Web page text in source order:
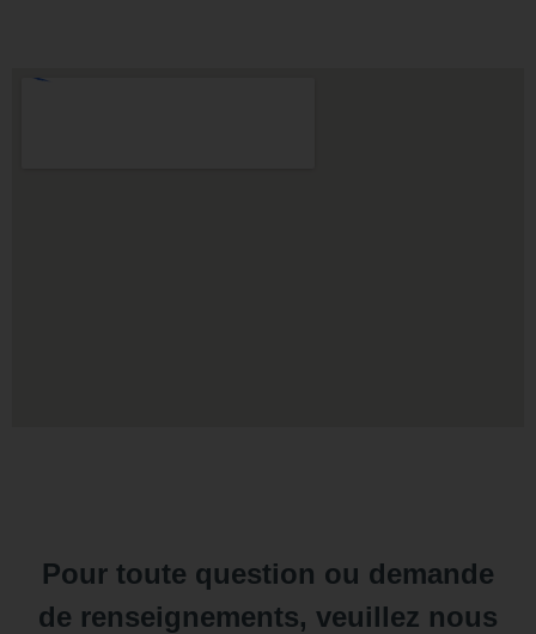
Pour toute question ou demande
de renseignements, veuillez nous